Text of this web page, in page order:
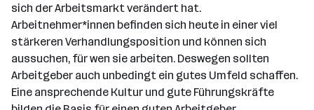
sich der Arbeitsmarkt verändert hat.
Arbeitnehmer*innen befinden sich heute in einer viel
stärkeren Verhandlungsposition und können sich
aussuchen, für wen sie arbeiten. Deswegen sollten
Arbeitgeber auch unbedingt ein gutes Umfeld schaffen.
Eine ansprechende Kultur und gute Führungskräfte